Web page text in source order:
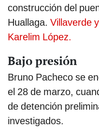
construcción del
Huallaga. Villaverde
Karelim López.
Bajo presión
Bruno Pacheco se
el 28 de marzo,
de detención
investigados.